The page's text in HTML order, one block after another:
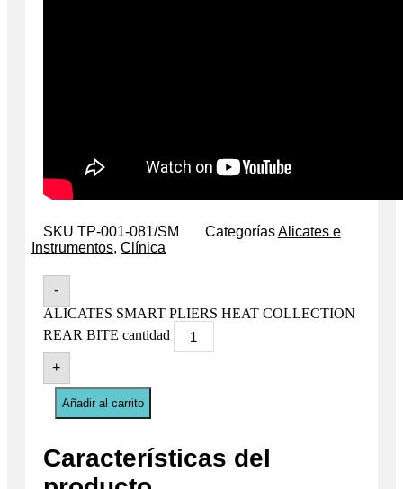
SKU TP-001-081/SM Categorías Alicates e
Instrumentos,Clínica
-
ALICATES SMART PLIERS HEAT COLLECTION
REAR BITE cantidad
+
Añadir al carrito
Características del